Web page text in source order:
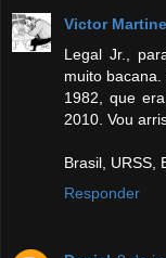
Victor
Legal Jr.,
muito
1982, que
2010. Vou
Brasil, URSS,
Responder